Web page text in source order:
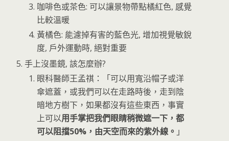
咖啡色或茶色: 可以讓景物帶點橘紅色, 感覺
比較溫暖
黃橘色: 能濾掉有害的藍色光, 增加視覺敏銳
度, 戶外運動時, 絕對重要
手上沒墨鏡, 該怎麼辦?
眼科醫師王孟祺：「可以用寬沿帽子或洋
傘遮蓋，或我們可以在走路時後，走到陰
暗地方樹下，如果都沒有這些東西，事實
上可以用手掌把我們眼睛稍微遮一下，都
可以阻擋50%，由天空而來的紫外線。 」